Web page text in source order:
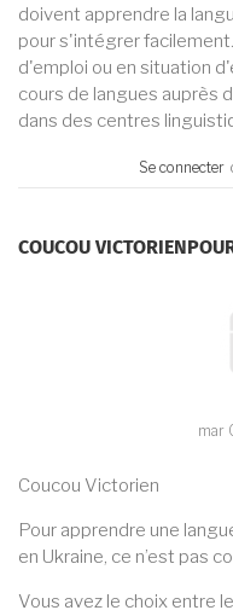
doivent apprendre la
pour s'intégrer
d'emploi ou en situation
cours de langues auprès
dans des centres
Se connecter
COUCOU
Coucou Victorien
Pour apprendre une
en Ukraine, ce n’est pas
Vous avez le choix entre
mar